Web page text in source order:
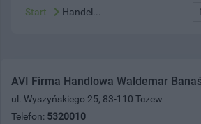
Start Handel...
AVI Firma Handlowa Waldemar
ul. Wyszyńskiego 25, 83-110 Tczew
Telefon: 5320010